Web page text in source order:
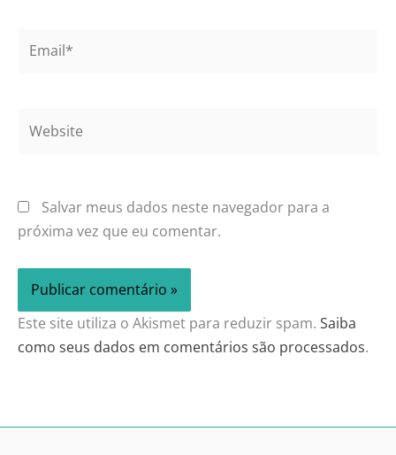
Salvar meus dados neste navegador para a
próxima vez que eu comentar.
Este site utiliza o Akismet para reduzir spam. Saiba
como seus dados em comentários são processados.